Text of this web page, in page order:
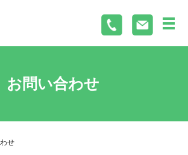
メ
お問い合わせ
せ